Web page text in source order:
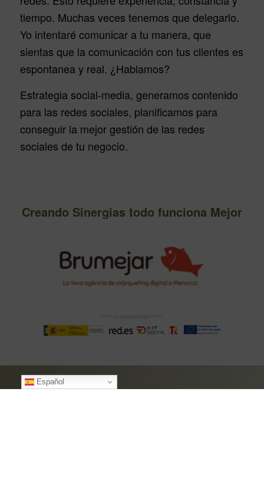
tiempo. Muchas veces tenemos que delegarlo.
Yo intentaré comunicar a tu manera, que
sientas que la comunicación con tus clientes es
espontanea y real. ¿Hablamos?
Estrategia social-media, generamos contenido
para las redes sociales, planificamos para
conseguir la mejor gestión de las redes
sociales de tu negocio.
Creando Sinergias todo funciona Mejor
Español